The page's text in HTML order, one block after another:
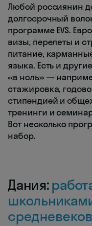
Любой россиянин
долгосрочный
программе EVS.
визы, перелеты и
питание,
языка. Есть и
«в ноль» —
стажировка,
стипендией и
тренинги и
Вот несколько
набор.
Дания: